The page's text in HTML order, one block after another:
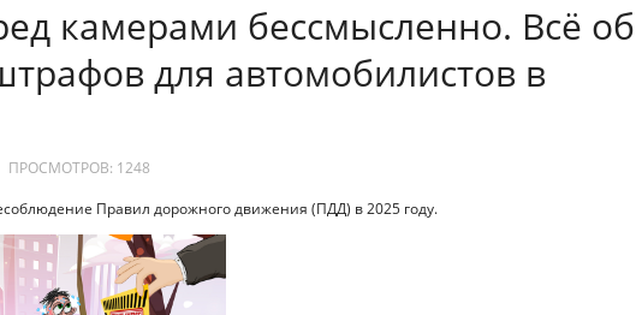
камерами бессмысленно. Всё об
для автомобилистов в
ПРОСМОТРОВ: 1248
Правил дорожного движения (ПДД) в 2025 году.